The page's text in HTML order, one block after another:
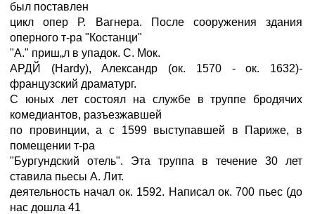
был поставлен
цикл опер Р. Вагнера. После сооружения здания
оперного т-ра "Костанци"
"А." приш„л в упадок. С. Мок.
АРДЙ (Hardy), Александр (ок. 1570 - ок. 1632)-
французский драматург.
С юных лет состоял на службе в труппе бродячих
комедиантов, разъезжавшей
по провинции, а с 1599 выступавшей в Париже, в
помещении т-ра
"Бургундский отель". Эта труппа в течение 30 лет
ставила пьесы А. Лит.
деятельность начал ок. 1592. Написал ок. 700 пьес (до
нас дошла 41